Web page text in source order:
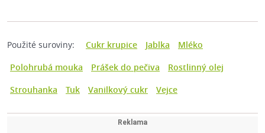
Použité suroviny: Cukr krupice Jablka
Mléko
Polohrubá mouka
Prášek do pečiva
Rostlinný olej
Strouhanka
Tuk Vanilkový cukr Vejce